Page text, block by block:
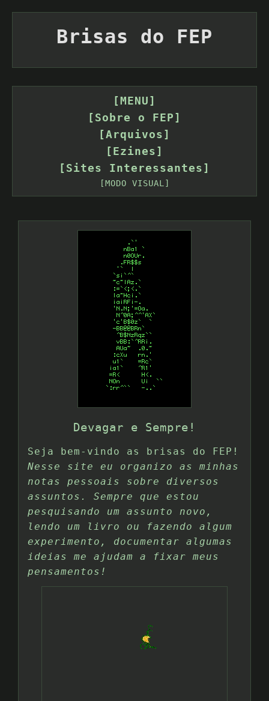
Brisas do FEP
[MENU]
[Sobre o FEP]
[Arquivos]
[Ezines]
[Sites Interessantes]
[MODO VISUAL]
Devagar e Sempre!
Seja bem-vindo as brisas do FEP!
Nesse site eu organizo as minhas
notas pessoais sobre diversos
assuntos. Sempre que estou
pesquisando um assunto novo,
lendo um livro ou fazendo algum
experimento, documentar algumas
ideias me ajudam a fixar meus
pensamentos!